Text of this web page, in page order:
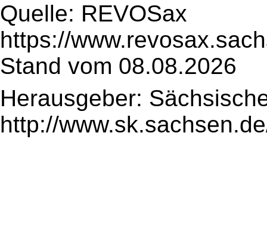
Quelle: REVOSax
https://
Stand vom 08.08.2026
Herausgeber:
http://